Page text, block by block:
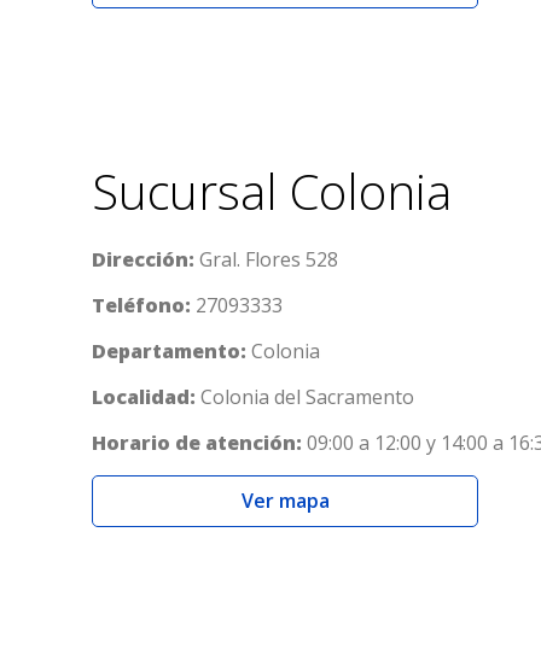
Sucursal Colonia
Dirección: Gral. Flores 528
Teléfono: 27093333
Departamento: Colonia
Localidad: Colonia del Sacramento
Horario de atención: 09:00 a 12:00 y 14:00 a
Ver mapa